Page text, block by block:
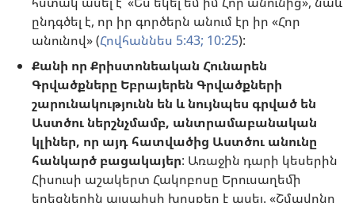
ընդգծել է, որ իր գործերն անում էր իր «Հոր
անունով» (Հովհաննես 5:43; 10:25):
Քանի որ Քրիստոնեական Հունարեն
Գրվածքները Եբրայերեն Գրվածքների
շարունակությունն են և նույնպես գրված են
Աստծու ներշնչմամբ, անտրամաբանական
կլիներ, որ այդ հատվածից Աստծու անունը
հանկարծ բացակայեր: Առաջին դարի կեսերին
Հիսուսի աշակերտ Հակոբոսը Երուսաղեմի
երեցներին այսպիսի խոսքեր է ասել. «Շմավոնը